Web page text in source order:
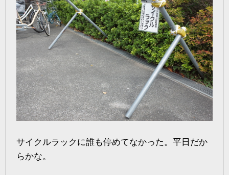
サイクルラックに誰も停めてなかった。平日だか
らかな。